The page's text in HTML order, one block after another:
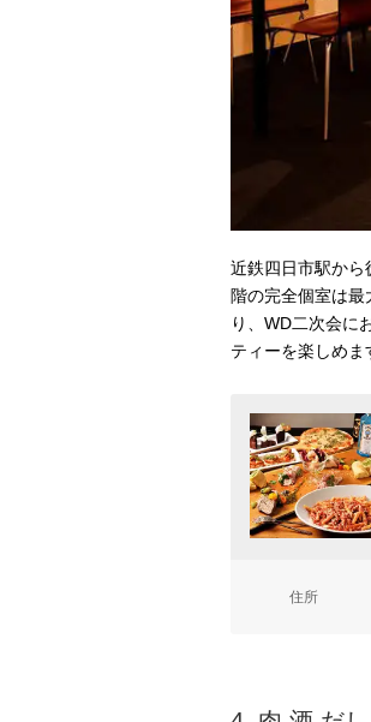
近鉄四日市駅か
階の完全個室は
り、WD二次会に
ティーを楽しめま
住所